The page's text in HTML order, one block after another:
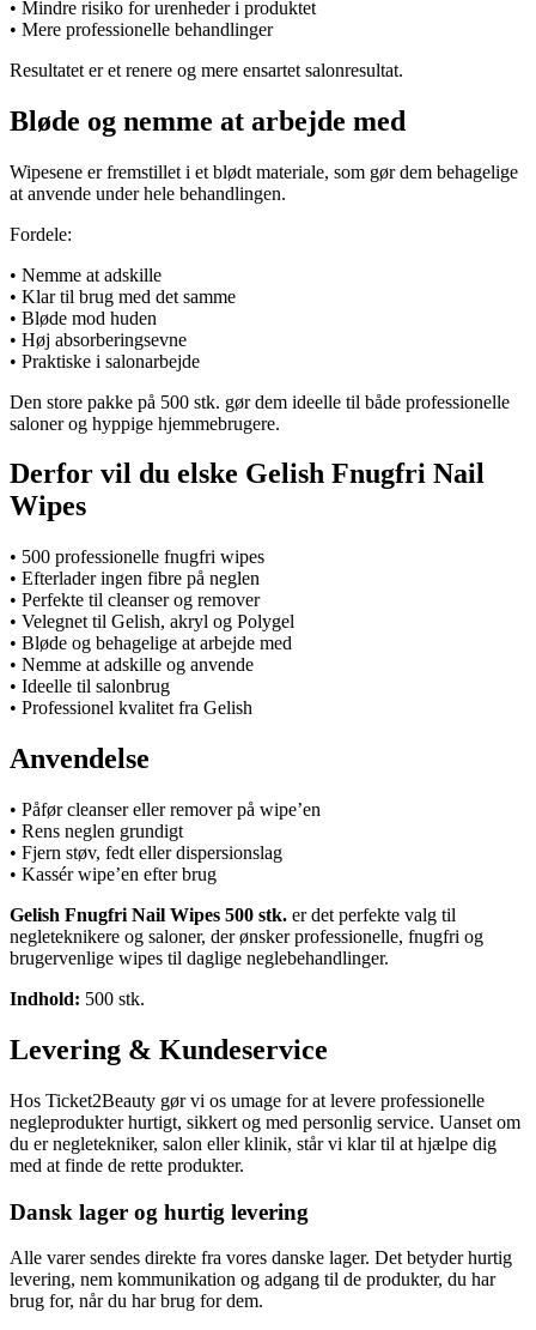
• Mindre risiko for urenheder i produktet
• Mere professionelle behandlinger
Resultatet er et renere og mere ensartet salonresultat.
Bløde og nemme at arbejde med
Wipesene er fremstillet i et blødt materiale, som gør dem behagelige
at anvende under hele behandlingen.
Fordele:
• Nemme at adskille
• Klar til brug med det samme
• Bløde mod huden
• Høj absorberingsevne
• Praktiske i salonarbejde
Den store pakke på 500 stk. gør dem ideelle til både professionelle
saloner og hyppige hjemmebrugere.
Derfor vil du elske Gelish Fnugfri Nail
Wipes
• 500 professionelle fnugfri wipes
• Efterlader ingen fibre på neglen
• Perfekte til cleanser og remover
• Velegnet til Gelish, akryl og Polygel
• Bløde og behagelige at arbejde med
• Nemme at adskille og anvende
• Ideelle til salonbrug
• Professionel kvalitet fra Gelish
Anvendelse
• Påfør cleanser eller remover på wipe’en
• Rens neglen grundigt
• Fjern støv, fedt eller dispersionslag
• Kassér wipe’en efter brug
Gelish Fnugfri Nail Wipes 500 stk. er det perfekte valg til
negleteknikere og saloner, der ønsker professionelle, fnugfri og
brugervenlige wipes til daglige neglebehandlinger.
Indhold: 500 stk.
Levering & Kundeservice
Hos Ticket2Beauty gør vi os umage for at levere professionelle
negleprodukter hurtigt, sikkert og med personlig service. Uanset om
du er negletekniker, salon eller klinik, står vi klar til at hjælpe dig
med at finde de rette produkter.
Dansk lager og hurtig levering
Alle varer sendes direkte fra vores danske lager. Det betyder hurtig
levering, nem kommunikation og adgang til de produkter, du har
brug for, når du har brug for dem.